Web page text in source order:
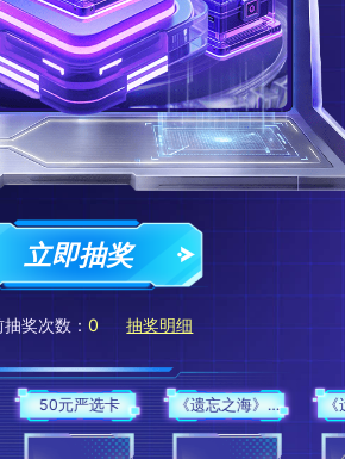
霓**殃获得50元严选卡
**5获得《遗忘之海》钥匙扣
江**丶获得50元严选卡
获得《倩女幽魂手游》男魅者扇子
快**9获得50元严选卡
获得
《星际猎人》主题贴纸（随机款）
瞓**神获得100元严选卡
**』
获得《遗忘之海》吧唧
获得《倩女幽魂手游》咕咕扇子
获得《率土之滨》故宫观唐联名冰箱贴
**7获得《遗忘之海》钥匙扣
获得
《倩女幽魂手游》咕咕扇子
获得《倩女幽魂手游》男魅者扇子
获得《哈利波特：魔法觉醒》文件夹-金色飞贼款
获得《星际猎人》主题贴纸（随机款）
立即抽奖
奖次数： 0 抽奖明细
《遗忘之海》吧唧 《遗忘之海》钥匙扣